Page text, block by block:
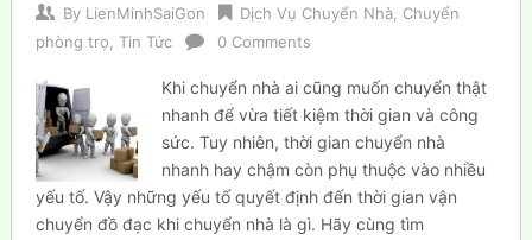
By LienMinhSaiGon Dịch Vụ Chuyển Nhà, Chuyển
phòng trọ
Tin Tức 0 Comments
Khi chuyển nhà ai cũng muốn chuyển thật
nhanh để vừa tiết kiệm thời gian và công
sức. Tuy nhiên, thời gian chuyển nhà
nhanh hay chậm còn phụ thuộc vào nhiều
yếu tố. Vậy những yếu tố quyết định đến thời gian vận
chuyển đồ đạc khi chuyển nhà là gì. Hãy cùng tìm